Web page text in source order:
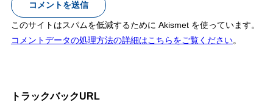
このサイトはスパムを低減するために Akismet を使っています。
コメントデータの処理方法の詳細はこちらをご覧ください。
トラックバックURL